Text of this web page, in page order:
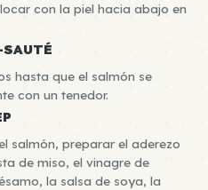
con la piel hacia abajo en
hasta que el salmón se
con un tenedor.
salmón, preparar el aderezo
de miso, el vinagre de
la salsa de soya, la